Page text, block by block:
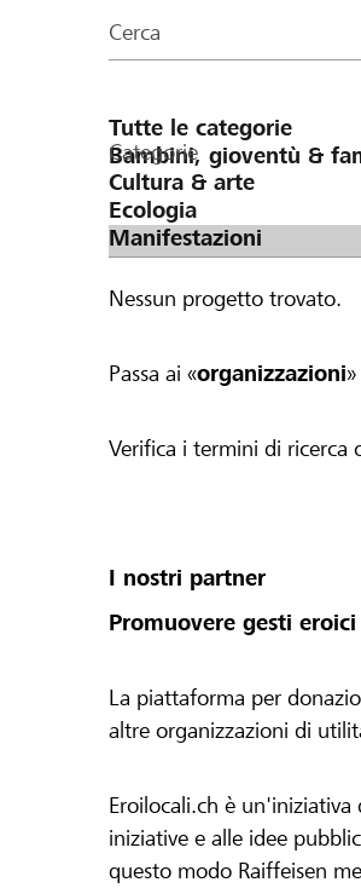
della
Cerca
Categorie
Nessun progetto trovato.
Passa ai «organizzazioni
Verifica i termini di ricerca
I nostri partner
Promuovere gesti
La piattaforma per
altre organizzazioni di
Eroilocali.ch è un'iniziativa
iniziative e alle idee
questo modo Raiffeisen